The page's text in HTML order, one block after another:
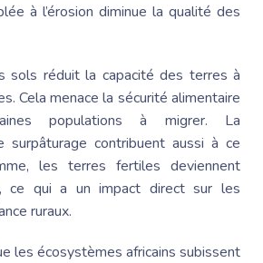
à l’érosion diminue la qualité des
sols réduit la capacité des terres à
Cela menace la sécurité alimentaire
populations à migrer. La
contribuent aussi à ce
les terres fertiles deviennent
ce qui a un impact direct sur les
ruraux.
les écosystèmes africains subissent